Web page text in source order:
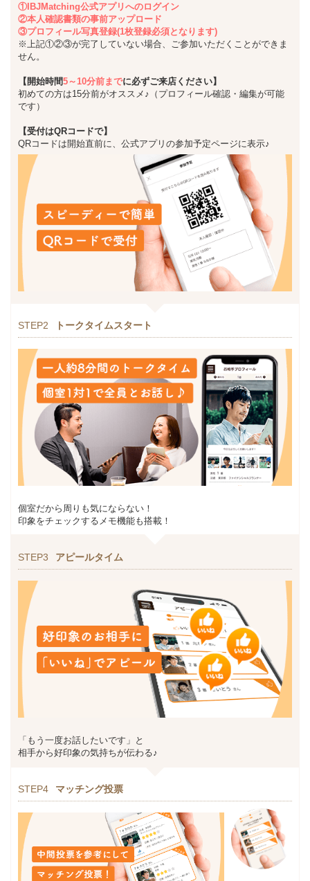
①IBJMatching公式アプリへのログイン
②本人確認書類の事前アップロード
③プロフィール写真登録(1枚登録必須となります)
※上記①②③が完了していない場合、ご参加いただくことができま
せん。
【開始時間5～10分前までに必ずご来店ください】
初めての方は15分前がオススメ♪（プロフィール確認・編集が可能
です）
【受付はQRコードで】
QRコードは開始直前に、公式アプリの参加予定ページに表示♪
STEP2 トークタイムスタート
個室だから周りも気にならない！
印象をチェックするメモ機能も搭載！
STEP3 アピールタイム
「もう一度お話したいです」と
相手から好印象の気持ちが伝わる♪
STEP4 マッチング投票